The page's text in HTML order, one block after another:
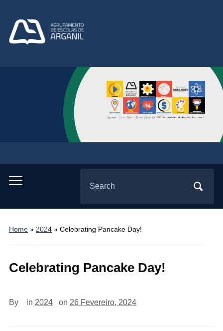
Toggle
menu
for:
Home» 2024» Celebrating Pancake Day!
Celebrating Pancake Day!
By in 2024 on 26 Fevereiro, 2024